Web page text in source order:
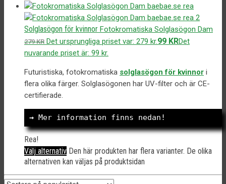
Solglasögon för kvinnor Fotokromatiska Solglasögon Dam
279KR Det ursprungliga priset var: 279 kr.99 KRDet
nuvarande priset är: 99 kr.
Futuristiska, fotokromatiska solglasögon för kvinnor i
flera olika färger. Solglasögonen har UV-filter och är CE-
certifierade.
→ Mer information finns nedan!
Rea!
Välj alternativ Den här produkten har flera varianter. De olika
alternativen kan väljas på produktsidan